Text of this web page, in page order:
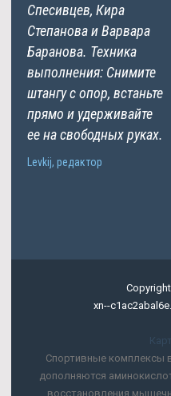
Спесивцев, Кира
Степанова и Варвара
Баранова. Техника
выполнения: Снимите
штангу с опор, встаньте
прямо и удерживайте
ее на свободных руках.
Levkij, редактор
xn--
Спортивные комплексы
дополняются
восстановления